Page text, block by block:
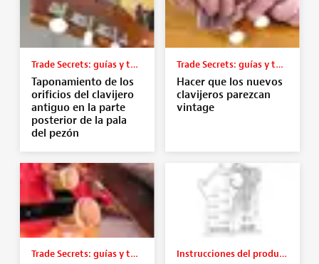
Trade Secrets: guías y tutoriales
Taponamiento de los
orificios del clavijero
antiguo en la parte
posterior de la pala
del pezón
Trade Secrets: guías y tutoriales
Hacer que los nuevos
clavijeros parezcan
vintage
Trade Secrets: guías y tutoriales Instrucciones del producto